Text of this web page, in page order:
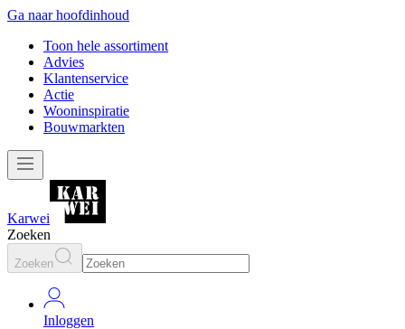
Ga naar hoofdinhoud
Toon hele assortiment
Advies
Klantenservice
Actie
Wooninspiratie
Bouwmarkten
Karwei
Zoeken
Zoeken
Inloggen